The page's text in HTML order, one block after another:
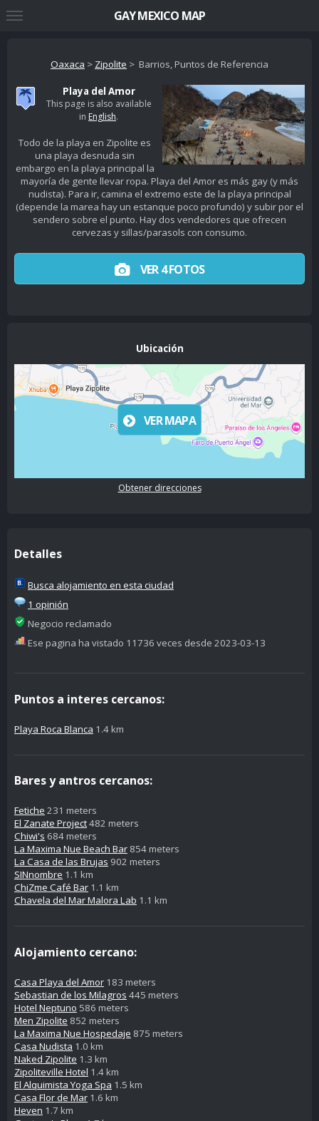
Oaxaca > Zipolite > Barrios, Puntos de Referencia
Playa del Amor
This page is also available
in English.
Todo de la playa en Zipolite es
una playa desnuda sin
embargo en la playa principal la
mayoría de gente llevar ropa. Playa del Amor es más gay (y más
nudista). Para ir, camina el extremo este de la playa principal
(depende la marea hay un estanque poco profundo) y subir por el
sendero sobre el punto. Hay dos vendedores que ofrecen
cervezas y sillas/parasols con consumo.
VER 4 FOTOS
Ubicación
VER MAPA
Obtener direcciones
Detalles
Busca alojamiento en esta ciudad
1 opinión
Negocio reclamado
Ese pagina ha vistado 11736 veces desde 2023-03-13
Puntos a interes cercanos:
Playa Roca Blanca 1.4 km
Bares y antros cercanos:
Fetiche 231 meters
El Zanate Project482 meters
Chiwi's 684 meters
La Maxima Nue Beach Bar 854 meters
La Casa de las Brujas 902 meters
SINnombre 1.1 km
ChiZme Café Bar 1.1 km
Chavela del Mar Malora Lab 1.1 km
Alojamiento cercano:
Casa Playa del Amor 183 meters
Sebastian de los Milagros 445 meters
Hotel Neptuno 586 meters
Men Zipolite 852 meters
La Maxima Nue Hospedaje 875 meters
Casa Nudista 1.0 km
Naked Zipolite 1.3 km
Zipoliteville Hotel 1.4 km
El Alquimista Yoga Spa 1.5 km
Casa Flor de Mar 1.6 km
Heven 1.7 km
GAY MEXICO MAP